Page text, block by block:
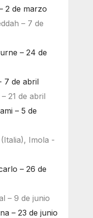
2 de marzo
– 7 de
– 24 de
7 de abril
21 de abril
– 5 de
Imola -
– 26 de
– 9 de junio
– 23 de junio